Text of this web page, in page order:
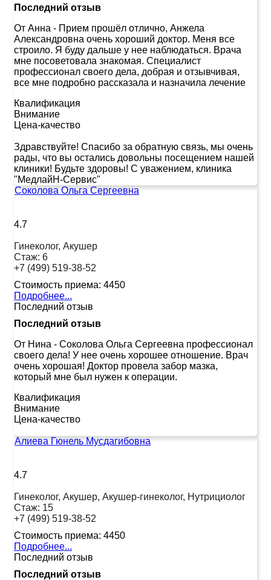
Последний отзыв
От Анна - Прием прошёл отлично, Анжела
Александровна очень хороший доктор. Меня все
строило. Я буду дальше у нее наблюдаться. Врача
мне посоветовала знакомая. Специалист
профессионал своего дела, добрая и отзывчивая,
все мне подробно рассказала и назначила лечение
Квалификация
Внимание
Цена-качество
Здравствуйте! Спасибо за обратную связь, мы очень
рады, что вы остались довольны посещением нашей
клиники! Будьте здоровы! С уважением, клиника
"МедлайН-Сервис"
Соколова Ольга Сергеевна
4.7
Гинеколог, Акушер
Стаж: 6
+7 (499) 519-38-52
Стоимость приема: 4450
Подробнее...
Последний отзыв
Последний отзыв
От Нина - Соколова Ольга Сергеевна профессионал
своего дела! У нее очень хорошее отношение. Врач
очень хорошая! Доктор провела забор мазка,
который мне был нужен к операции.
Квалификация
Внимание
Цена-качество
Алиева Гюнель Мусдагибовна
4.7
Гинеколог, Акушер, Акушер-гинеколог, Нутрициолог
Стаж: 15
+7 (499) 519-38-52
Стоимость приема: 4450
Подробнее...
Последний отзыв
Последний отзыв